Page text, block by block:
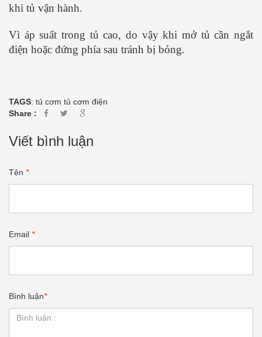
khi tủ vận hành.
Vì áp suất trong tủ cao, do vậy khi mở tủ cần ngắt
điện hoặc đứng phía sau tránh bị bỏng.
TAGS: tủ cơm tủ cơm điện
Share :
Viết bình luận
Tên *
Email *
Bình luận*